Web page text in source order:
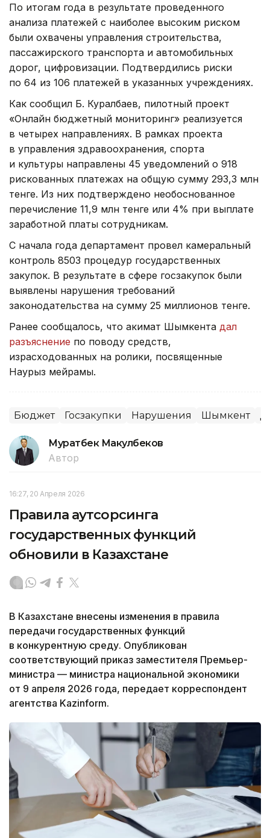
По итогам года в результате проведенного
анализа платежей с наиболее высоким риском
были охвачены управления строительства,
пассажирского транспорта и автомобильных
дорог, цифровизации. Подтвердились риски
по 64 из 106 платежей в указанных учреждениях.
Как сообщил Б. Куралбаев, пилотный проект
«Онлайн бюджетный мониторинг» реализуется
в четырех направлениях. В рамках проекта
в управления здравоохранения, спорта
и культуры направлены 45 уведомлений о 918
рискованных платежах на общую сумму 293,3 млн
тенге. Из них подтверждено необоснованное
перечисление 11,9 млн тенге или 4% при выплате
заработной платы сотрудникам.
С начала года департамент провел камеральный
контроль 8503 процедур государственных
закупок. В результате в сфере госзакупок были
выявлены нарушения требований
законодательства на сумму 25 миллионов тенге.
Ранее сообщалось, что акимат Шымкента дал
разъяснение по поводу средств,
израсходованных на ролики, посвященные
Наурыз мейрамы.
Бюджет Госзакупки Нарушения Шымкент
Муратбек Макулбеков
Автор
16:27, 20 Апреля 2026
Правила аутсорсинга
государственных функций
обновили в Казахстане
В Казахстане внесены изменения в правила
передачи государственных функций
в конкурентную среду. Опубликован
соответствующий приказ заместителя Премьер-
министра — министра национальной экономики
от 9 апреля 2026 года, передает корреспондент
агентства Kazinform.